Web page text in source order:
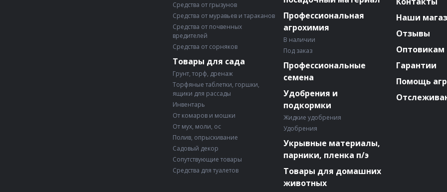
Средства от грызунов
Средства от муравьев и тараканов
Средства от почвенных
вредителей
Средства от сорняков
Товары для сада
Грунт, торф, дренаж
Торфяные таблетки, горшки,
ящики для рассады
Инвентарь
От комаров и мошки
От мух, моли, ос
Полив, опрыскивание
Садовый декор
Сопутствующие товары
Средства для туалетов
Профессиональная
агрохимия
В наличии
Под заказ
Профессиональные
семена
Удобрения и
подкормки
Жидкие удобрения
Удобрения
Укрывные материалы,
парники, пленка п/э
Товары для домашних
животных
Наши
Отзывы
Оптовикам
Гарантии
Помощь